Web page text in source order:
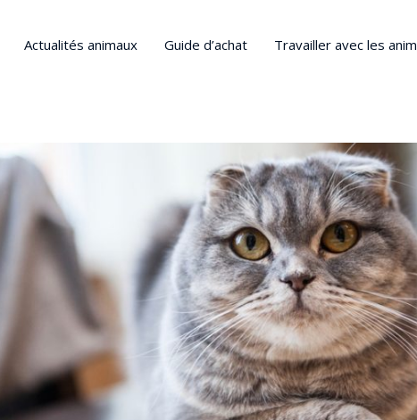
Actualités animaux Guide d’achat Travailler avec les